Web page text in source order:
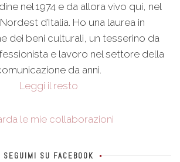
nel 1974 e da allora vivo qui, nel
d’Italia. Ho una laurea in
dei beni culturali, un tesserino da
e lavoro nel settore della
da anni.
Leggi il resto
le mie collaborazioni
SEGUIMI SU FACEBOOK